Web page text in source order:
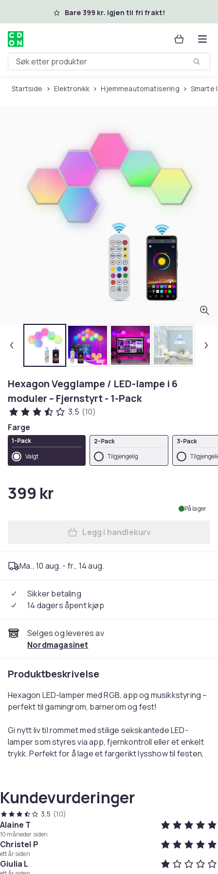
Hopp til hovedinnholdBare 399 kr. igjen til fri frakt!
Søk etter produkter
Startside Elektronikk Hjemmeautomatisering
Hexagon Vegglampe / LED-lampe i 6
moduler – Fjernstyrt - 1-Pack
3,5 (10)
Farge
1-Pack
Valgt
2-Pack
Tilgjengelig
3-Pack
399 kr
På lager
Legg Hexagon Vegglampe
Legg i handlekurv
Ma., 10 aug. - fr., 14 aug.
Sikker betaling
14 dagers åpent kjøp
Selges og leveres av
Nordmagasinet
Produktbeskrivelse
Hexagon LED-lamper med RGB, app og musikkstyring –
perfekt til gamingrom, barnerom og fest!
Gi nytt liv til rommet med stilige sekskantede LED-
lamper som styres via app, fjernkontroll eller et enkelt
trykk. Perfekt for å lage et fargerikt lysshow til festen,
anledning unik og levende.
Lampen kan tilpasses med 16 millioner farger, og
lysstyrken justeres trinnløst i appen eller i fem nivåer
med fjernkontrollen. Takket være modulær design kan
ulike mønstre bygges for å passe vegger, hjørner eller
bord, og de monteres enkelt med dobbeltsidig tape.
Kundevurderinger
3,5 (10)
Alaine T
10 måneder siden
Christel P
ett år siden
Giulia L